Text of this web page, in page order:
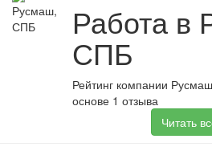
Работа в
СПБ
Рейтинг компании
основе 1 отзыва
Читать